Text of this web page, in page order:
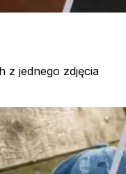
z jednego zdjęcia